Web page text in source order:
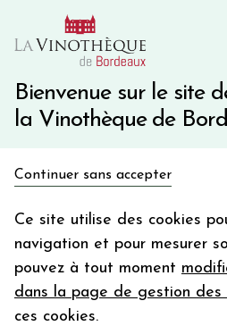
Bienvenue sur le site
la Vinothèque de
Continuer sans accepter
Ce site utilise des cookies
navigation et pour mesurer
pouvez à tout moment
dans la page de gestion des
ces cookies.
10€ de remise immédiate sur
Une question ?
Domaine MEIX FOULOT 1er cru Les
en
Votre
email
En m’abonnant, j’accepte